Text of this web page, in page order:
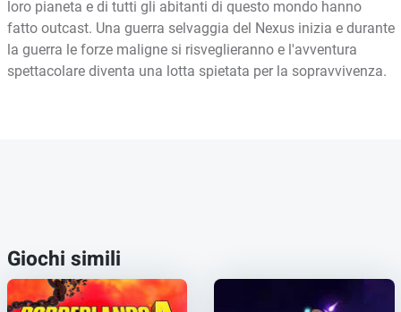
loro pianeta e di tutti gli abitanti di questo mondo hanno
fatto outcast. Una guerra selvaggia del Nexus inizia e durante
la guerra le forze maligne si risveglieranno e l'avventura
spettacolare diventa una lotta spietata per la sopravvivenza.
Giochi simili